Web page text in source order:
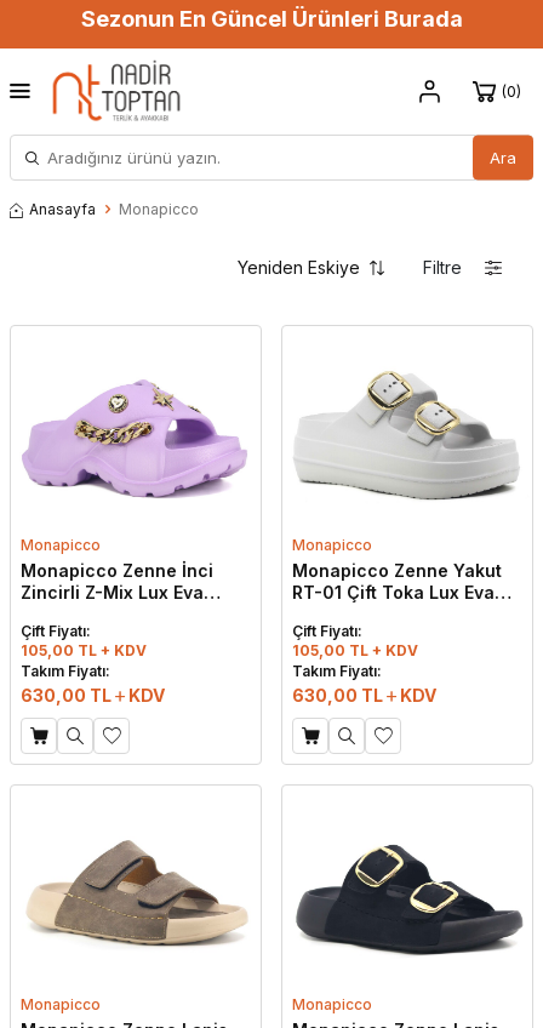
Sezonun En Güncel Ürünleri Burada
Ara
0
Anasayfa Monapicco
Filtre
Monapicco
Monapicco Zenne İnci
Zincirli Z-Mix Lux Eva
Çift Fiyatı:
105,00 TL + KDV
Takım Fiyatı:
630,00 TL KDV
Monapicco
Monapicco Zenne Yakut
RT-01 Çift Toka Lux Eva
Çift Fiyatı:
105,00 TL + KDV
Takım Fiyatı:
630,00 TL KDV
Monapicco Monapicco